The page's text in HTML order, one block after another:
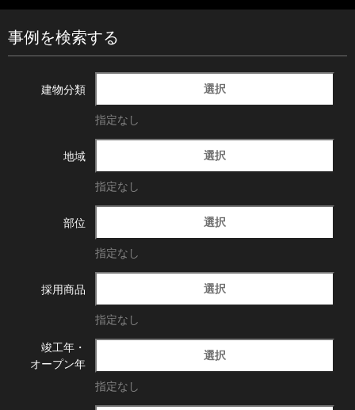
事例を検索する
建物分類 選択
指定なし
地域 選択
指定なし
部位 選択
指定なし
採用商品 選択
指定なし
竣工年・
オープン年
選択
指定なし